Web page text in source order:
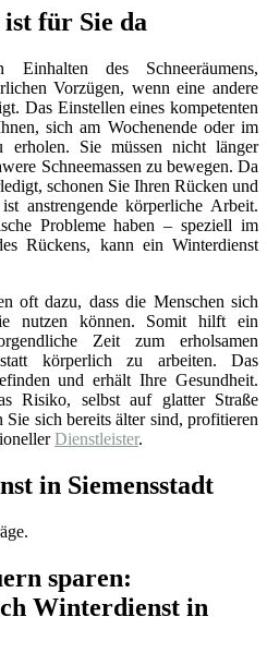
für Sie da
Einhalten des Schneeräumens,
Vorzügen, wenn eine andere
Das Einstellen eines kompetenten
sich am Wochenende oder im
erholen. Sie müssen nicht länger
Schneemassen zu bewegen. Da
schonen Sie Ihren Rücken und
anstrengende körperliche Arbeit.
Probleme haben – speziell im
Rückens, kann ein Winterdienst
oft dazu, dass die Menschen sich
nutzen können. Somit hilft ein
Zeit zum erholsamen
körperlich zu arbeiten. Das
und erhält Ihre Gesundheit.
Risiko, selbst auf glatter Straße
sich bereits älter sind, profitieren
Dienstleister.
in Siemensstadt
sparen:
Winterdienst in